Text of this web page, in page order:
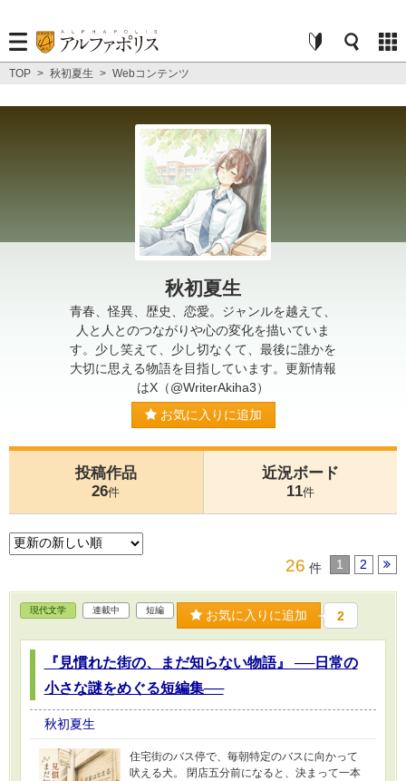
TOP > 秋初夏生 > Webコンテンツ
秋初夏生
青春、怪異、歴史、恋愛。ジャンルを越えて、
人と人とのつながりや心の変化を描いていま
す。少し笑えて、少し切なくて、最後に誰かを
大切に思える物語を目指しています。更新情報
はX（@WriterAkiha3）
お気に入りに追加
投稿作品
26件
近況ボード
11件
26 件 1 2
現代文学 連載中 短編 お気に入りに追加 2
『見慣れた街の、まだ知らない物語』 ──日常の
小さな謎をめぐる短編集──
秋初夏生
住宅街のバス停で、毎朝特定のバスに向かって
吠える犬。 閉店五分前になると、決まって一本